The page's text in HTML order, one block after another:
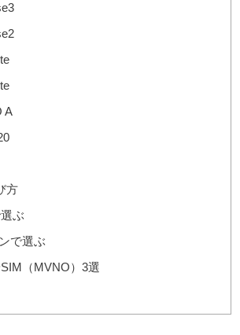
A
方
ぶ
で選ぶ
（MVNO）3選